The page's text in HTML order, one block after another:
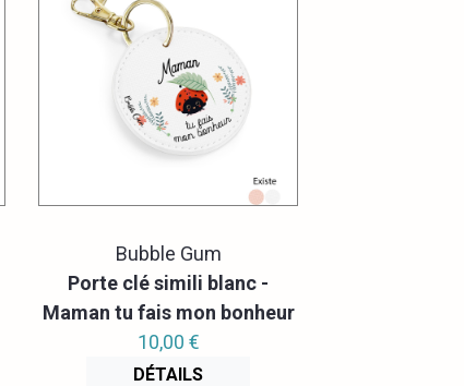
Bubble Gum
Porte clé simili blanc -
Maman tu fais mon bonheur
10,00 €
DÉTAILS